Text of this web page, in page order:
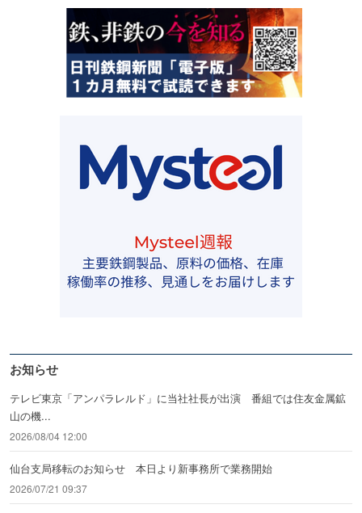
お知らせ
テレビ東京「アンパラレルド」に当社社長が出演 番組では住友金属鉱
山の機...
2026/08/04 12:00
仙台支局移転のお知らせ 本日より新事務所で業務開始
2026/07/21 09:37